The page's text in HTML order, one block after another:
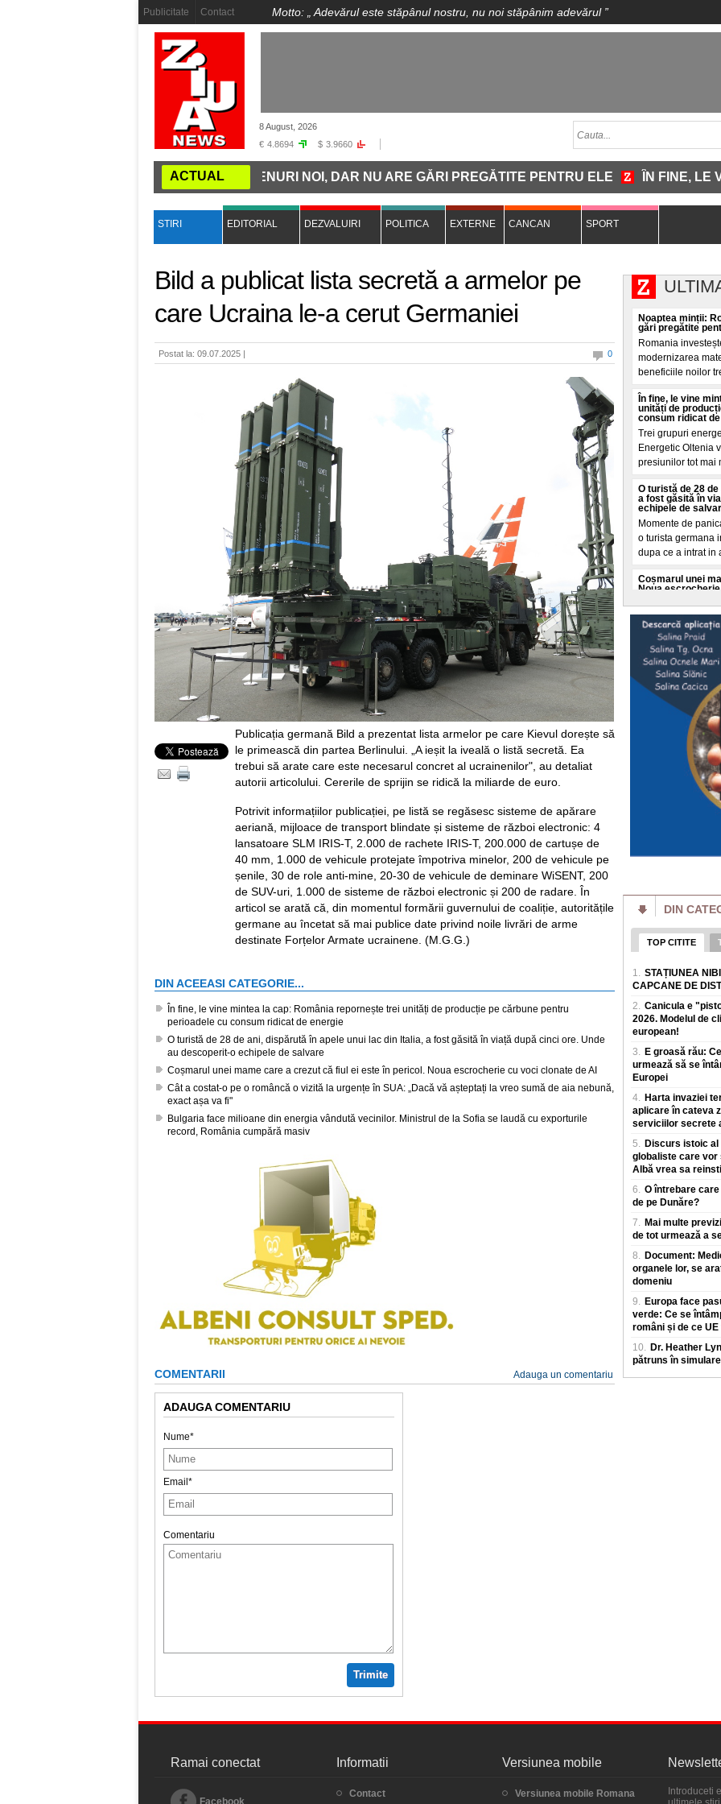
Publicitate Contact Motto: „ Adevărul este stăpânul nostru, nu noi stăpânim adevărul”
8 August, 2026
€ 4.8694 $ 3.9660
ACTUAL
MINȚII: ROMÂNIA CUMPĂRĂ TRENURI NOI, DAR NU ARE GĂRI PREGĂTITE PENTRU ELE ÎN FINE, LE VINE
STIRI EDITORIAL DEZVALUIRI POLITICA EXTERNE CANCAN SPORT
Bild a publicat lista secretă a armelor pe
care Ucraina le-a cerut Germaniei
Postat la: 09.07.2025 | 0
Publicația germană Bild a prezentat lista armelor pe care Kievul dorește să
le primească din partea Berlinului. „A ieșit la iveală o listă secretă. Ea
trebui să arate care este necesarul concret al ucrainenilor", au detaliat
autorii articolului. Cererile de sprijin se ridică la miliarde de euro.
Potrivit informațiilor publicației, pe listă se regăsesc sisteme de apărare
aeriană, mijloace de transport blindate și sisteme de război electronic: 4
lansatoare SLM IRIS-T, 2.000 de rachete IRIS-T, 200.000 de cartușe de
40 mm, 1.000 de vehicule protejate împotriva minelor, 200 de vehicule pe
șenile, 30 de role anti-mine, 20-30 de vehicule de deminare WiSENT, 200
de SUV-uri, 1.000 de sisteme de război electronic și 200 de radare. În
articol se arată că, din momentul formării guvernului de coaliție, autoritățile
germane au încetat să mai publice date privind noile livrări de arme
destinate Forțelor Armate ucrainene. (M.G.G.)
DIN ACEEASI CATEGORIE...
În fine, le vine mintea la cap: România repornește trei unități de producție pe cărbune pentru
perioadele cu consum ridicat de energie
O turistă de 28 de ani, dispărută în apele unui lac din Italia, a fost găsită în viață după cinci ore. Unde
au descoperit-o echipele de salvare
Coșmarul unei mame care a crezut că fiul ei este în pericol. Noua escrocherie cu voci clonate de AI
Cât a costat-o pe o româncă o vizită la urgențe în SUA: „Dacă vă așteptați la vreo sumă de aia nebună,
exact așa va fi"
Bulgaria face milioane din energia vândută vecinilor. Ministrul de la Sofia se laudă cu exporturile
record, România cumpără masiv
COMENTARII Adauga un comentariu
ADAUGA COMENTARIU
Nume*
Email*
Comentariu
Trimite
Noaptea minții:
gări pregătite
Romania
modernizarea
beneficiile noilor
În fine, le vine
unități de
consum ridicat
Trei grupuri
Energetic Oltenia
presiunilor tot mai
O turistă de 28
a fost găsită în
echipele de
Momente de
o turista germana
dupa ce a intrat in
Coșmarul unei
Noua
O femeie din
coșmar crezand
moarte. Totul a
Cât a costat-o
„Dacă vă
va fi"
O tanara
ce a dezvaluit o
achite pentru o
Bulgaria face
Ministrul de la
România
Bulgaria face
de la Sofia se
masivBulgaria
România a
perioada 2-8
top. Mai explică
slăbire
Mulți oameni
timp pentru sala
Nutriționistul Tania
Explicația lui
stadion: "Unii
plac băieții, de aia!"
Florin Prunea (57
actual delegat
pe rețelele de social
DIN
TOP CITITE
1. STAȚIUNEA
CAPCANE DE
2. Canicula e
2026. Modelul de
european!
3. E groasă rău:
urmează să se
Europei
4. Harta invaziei
aplicare în cateva
serviciilor secrete
5. Discurs istoic
globaliste care vor
Albă vrea sa
6. O întrebare
de pe Dunăre?
7. Mai multe
de tot urmează a
8. Document:
organele lor, se
domeniu
9. Europa face
verde: Ce se
români și de ce
10. Dr. Heather
pătruns în
Ramai conectat
Facebook
Informatii
Contact
Versiunea mobile
Versiunea mobile Romana
Introduceti